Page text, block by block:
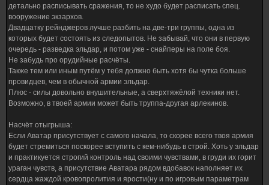
детально расписывать сражения, то не худо будет расписать спец.
вооружение экзархов.
Двадцатку рейнджеров лучше разбить на две-три группы, одна из
которых будет состоять из следопытов. Не забывай, что они в первую
очередь - разведка эльдар, и потом уже - снайперы на поле боя.
Не забудь про орудийные расчёты.
Также тем или иным путём у тебя должно быть хотя бы чутка больше
провидцев, чем в обычной армии эльдар.
Плюс - силы довольно внушительные, а сверхтяжёлой техники нет.
Возможно, в твоей армии может быть труппа-другая арлекинов.
Насчёт отыгрыша:
Если Аватар присутствует с самого начала, то скорее всего твоя армия
будет стремиться поскорее вступить с кем-нибудь в строй. Хоть у эльдар
и практикуется строгий контроль над своими чувствами, в груди их горит
ураган чувств, а присутствие Аватара рядом вдобавок наполняет их
сердца жаждой кровопролития и ярости(ну и по игровым параметрам